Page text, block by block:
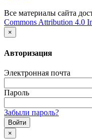
Все материалы сайта
Commons Attribution 4.0
×
Авторизация
Электронная почта
Пароль
Забыли пароль?
×